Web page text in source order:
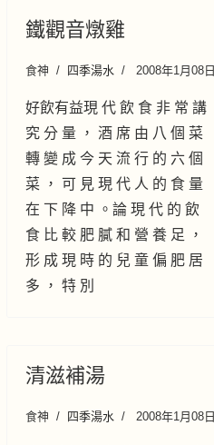
鐵觀音燉雞
食神 四季湯水 2008年1月08日
好飲有益現 代 飲 食 非 常 講
究 分 量 ， 酒 席 由 八 個 菜
轉 變 成 今 天 流 行 的 六 個
菜 ， 可 見 現 代 人 的 食 量
在 下 降 中 。論 現 代 的 飲
食 比 較 肥 膩 和 營 養 足 ，
形 成 現 時 的 兒 童 偏 肥 居
多 ， 特 別
清滋補湯
食神 四季湯水 2008年1月08日